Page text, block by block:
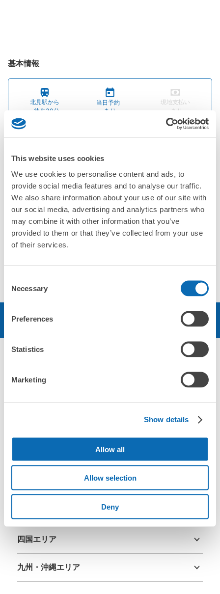
This website uses cookies
We use cookies to personalise content and ads, to
provide social media features and to analyse our traffic.
We also share information about your use of our site with
our social media, advertising and analytics partners who
may combine it with other information that you’ve
provided to them or that they’ve collected from your use
of their services.
Selection
Necessary
Preferences
Statistics
Marketing
Show details
Allow all
Allow selection
Deny
基本情報
北見駅から
徒歩30分
当日予約
あり
現地支払い
あり
タバコの分別
あり
英語対応
OK
ようこそ北見へ
茨城県栃木県群馬県埼玉県千葉県東京都神奈川県
新潟県富山県石川県福井県山梨県長野県岐阜県静岡県愛知県
三重県滋賀県京都府大阪府兵庫県奈良県和歌山県
四国エリア
九州・沖縄エリア